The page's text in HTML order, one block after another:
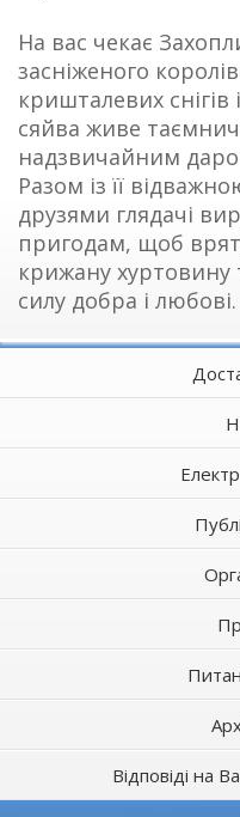
На вас чекає
засніженого
кришталевих снігів
сяйва живе
надзвичайним
Разом із її
друзями глядачі
пригодам, щоб
крижану
силу добра і любові.
Відповіді на